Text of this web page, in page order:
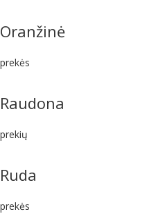
Oranžinė
prekės
Raudona
prekių
Ruda
prekės